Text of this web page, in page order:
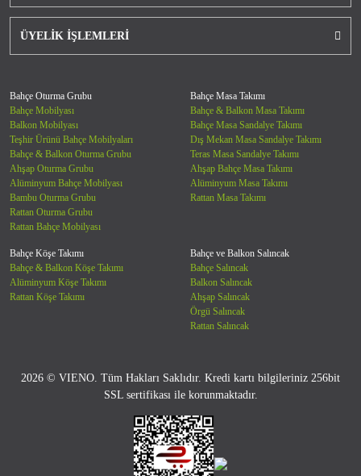
ÜYELİK İŞLEMLERİ
Bahçe Oturma Grubu
Bahçe Mobilyası
Balkon Mobilyası
Teşhir Ürünü Bahçe Mobilyaları
Bahçe & Balkon Oturma Grubu
Ahşap Oturma Grubu
Alüminyum Bahçe Mobilyası
Bambu Oturma Grubu
Rattan Oturma Grubu
Rattan Bahçe Mobilyası
Bahçe Masa Takımı
Bahçe & Balkon Masa Takımı
Bahçe Masa Sandalye Takımı
Dış Mekan Masa Sandalye Takımı
Teras Masa Sandalye Takımı
Ahşap Bahçe Masa Takımı
Alüminyum Masa Takımı
Rattan Masa Takımı
Bahçe Köşe Takımı
Bahçe & Balkon Köşe Takımı
Alüminyum Köşe Takımı
Rattan Köşe Takımı
Bahçe ve Balkon Salıncak
Bahçe Salıncak
Balkon Salıncak
Ahşap Salıncak
Örgü Salıncak
Rattan Salıncak
2026 © VIENO. Tüm Hakları Saklıdır. Kredi kartı bilgileriniz 256bit
SSL sertifikası ile korunmaktadır.